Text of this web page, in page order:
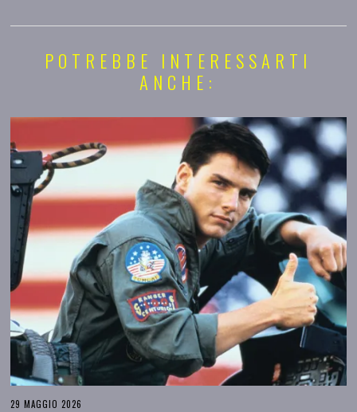
POTREBBE INTERESSARTI
ANCHE:
29 MAGGIO 2026